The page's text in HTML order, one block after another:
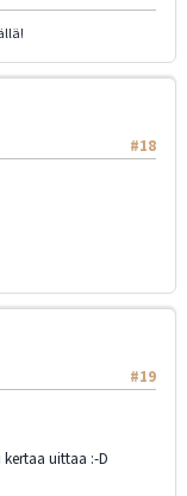
#18
#19
uittaa :-D